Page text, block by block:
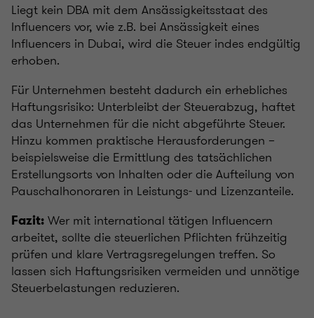
Liegt kein DBA mit dem Ansässigkeitsstaat des
Influencers vor, wie z.B. bei Ansässigkeit eines
Influencers in Dubai, wird die Steuer indes endgültig
erhoben.
Für Unternehmen besteht dadurch ein erhebliches
Haftungsrisiko: Unterbleibt der Steuerabzug, haftet
das Unternehmen für die nicht abgeführte Steuer.
Hinzu kommen praktische Herausforderungen –
beispielsweise die Ermittlung des tatsächlichen
Erstellungsorts von Inhalten oder die Aufteilung von
Pauschalhonoraren in Leistungs- und Lizenzanteile.
Fazit: Wer mit international tätigen Influencern
arbeitet, sollte die steuerlichen Pflichten frühzeitig
prüfen und klare Vertragsregelungen treffen. So
lassen sich Haftungsrisiken vermeiden und unnötige
Steuerbelastungen reduzieren.